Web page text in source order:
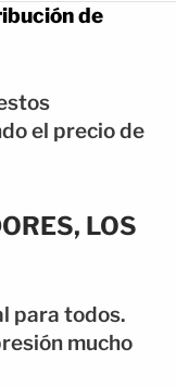
de
el precio de
LOS
para todos.
mucho